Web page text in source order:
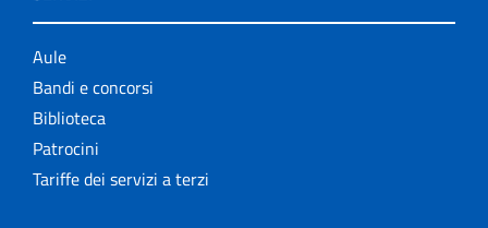
Aule
Bandi e concorsi
Biblioteca
Patrocini
Tariffe dei servizi a terzi